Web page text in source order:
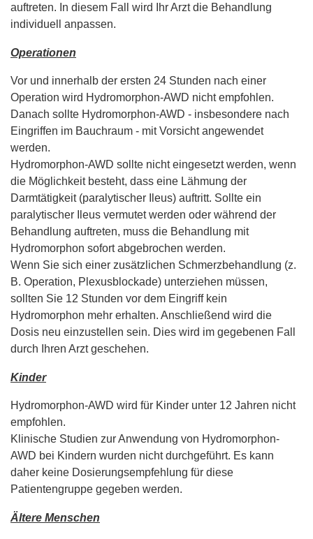
auftreten. In diesem Fall wird Ihr Arzt die Behandlung
individuell anpassen.
Operationen
Vor und innerhalb der ersten 24 Stunden nach einer
Operation wird Hydromorphon-AWD nicht empfohlen.
Danach sollte Hydromorphon-AWD - insbesondere nach
Eingriffen im Bauchraum - mit Vorsicht angewendet
werden.
Hydromorphon-AWD sollte nicht eingesetzt werden, wenn
die Möglichkeit besteht, dass eine Lähmung der
Darmtätigkeit (paralytischer Ileus) auftritt. Sollte ein
paralytischer Ileus vermutet werden oder während der
Behandlung auftreten, muss die Behandlung mit
Hydromorphon sofort abgebrochen werden.
Wenn Sie sich einer zusätzlichen Schmerzbehandlung (z.
B. Operation, Plexusblockade) unterziehen müssen,
sollten Sie 12 Stunden vor dem Eingriff kein
Hydromorphon mehr erhalten. Anschließend wird die
Dosis neu einzustellen sein. Dies wird im gegebenen Fall
durch Ihren Arzt geschehen.
Kinder
Hydromorphon-AWD wird für Kinder unter 12 Jahren nicht
empfohlen.
Klinische Studien zur Anwendung von Hydromorphon-
AWD bei Kindern wurden nicht durchgeführt. Es kann
daher keine Dosierungsempfehlung für diese
Patientengruppe gegeben werden.
Ältere Menschen